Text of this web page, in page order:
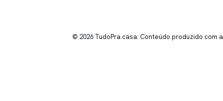
© 2026 TudoPra.casa. Conteúdo produzido com